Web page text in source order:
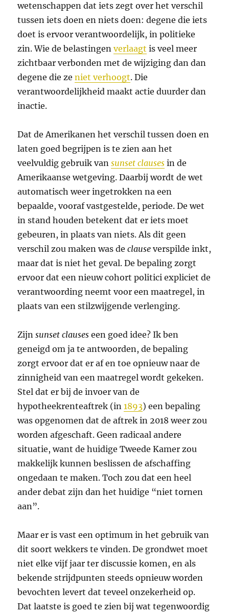
wetenschappen dat iets zegt over het verschil
tussen iets doen en niets doen: degene die iets
doet is ervoor verantwoordelijk, in politieke
zin. Wie de belastingenverlaagt is veel meer
zichtbaar verbonden met de wijziging dan dan
degene die zeniet verhoogt. Die
verantwoordelijkheid maakt actie duurder dan
inactie.
Dat de Amerikanen het verschil tussen doen en
laten goed begrijpen is te zien aan het
veelvuldig gebruik van sunset clauses in de
Amerikaanse wetgeving. Daarbij wordt de wet
automatisch weer ingetrokken na een
bepaalde, vooraf vastgestelde, periode. De wet
in stand houden betekent dat er iets moet
gebeuren, in plaats van niets. Als dit geen
verschil zou maken was declause verspilde inkt,
maar dat is niet het geval. De bepaling zorgt
ervoor dat een nieuw cohort politici expliciet de
verantwoording neemt voor een maatregel, in
plaats van een stilzwijgende verlenging.
Zijnsunset clauses een goed idee? Ik ben
geneigd om ja te antwoorden, de bepaling
zorgt ervoor dat er af en toe opnieuw naar de
zinnigheid van een maatregel wordt gekeken.
Stel dat er bij de invoer van de
hypotheekrenteaftrek (in1893) een bepaling
was opgenomen dat de aftrek in 2018 weer zou
worden afgeschaft. Geen radicaal andere
situatie, want de huidige Tweede Kamer zou
makkelijk kunnen beslissen de afschaffing
ongedaan te maken. Toch zou dat een heel
ander debat zijn dan het huidige “niet tornen
aan”.
Maar er is vast een optimum in het gebruik van
dit soort wekkers te vinden. De grondwet moet
niet elke vijf jaar ter discussie komen, en als
bekende strijdpunten steeds opnieuw worden
bevochten levert dat teveel onzekerheid op.
Dat laatste is goed te zien bij wat tegenwoordig